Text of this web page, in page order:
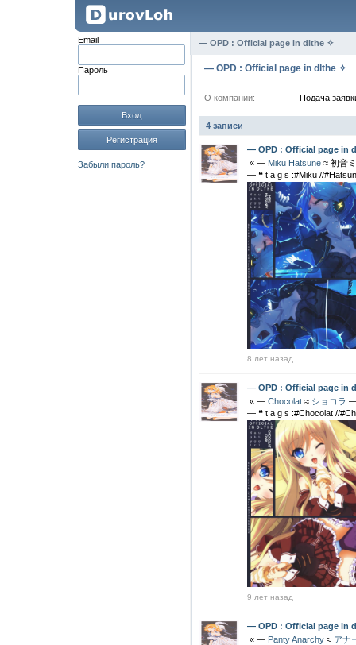
Email
Пароль
Вход
Регистрация
Забыли пароль?
— OPD : Official page in dlthe ✧
— OPD : Official page in dlthe ✧
О компании: Подача
4 записи
— OPD : Official page in
ㅤㅤㅤㅤㅤㅤ « — Miku Hatsune≈ 初音
ㅤㅤ— ❝ t a g s :#Miku //
8 лет назад
— OPD : Official page in
ㅤㅤㅤㅤㅤㅤ « — Chocolat≈ ショコラ
ㅤㅤ— ❝ t a g s :#Chocolat //
9 лет назад
— OPD : Official page in
ㅤㅤ « — Panty Anarchy≈ アナ